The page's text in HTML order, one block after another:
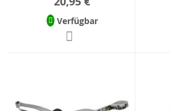
Verfügbar